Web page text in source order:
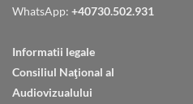
WhatsApp: +40730.502.931
Informatii legale
Consiliul Naţional al
Audiovizualului